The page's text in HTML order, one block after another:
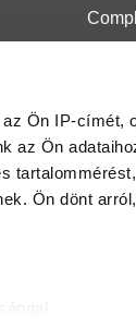
Ön IP-címét,
az Ön
tartalommérést,
Ön dönt